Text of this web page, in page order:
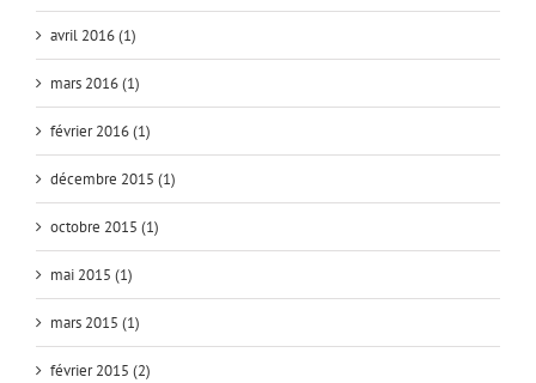
avril 2016 (1)
mars 2016 (1)
février 2016 (1)
décembre 2015 (1)
octobre 2015 (1)
mai 2015 (1)
mars 2015 (1)
février 2015 (2)